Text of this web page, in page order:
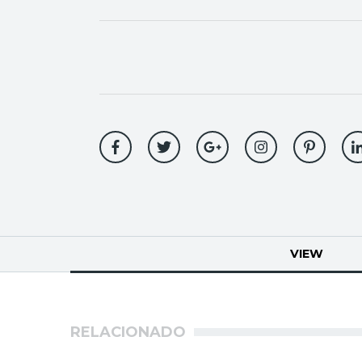
tabs
VIEW
RELACIONADO